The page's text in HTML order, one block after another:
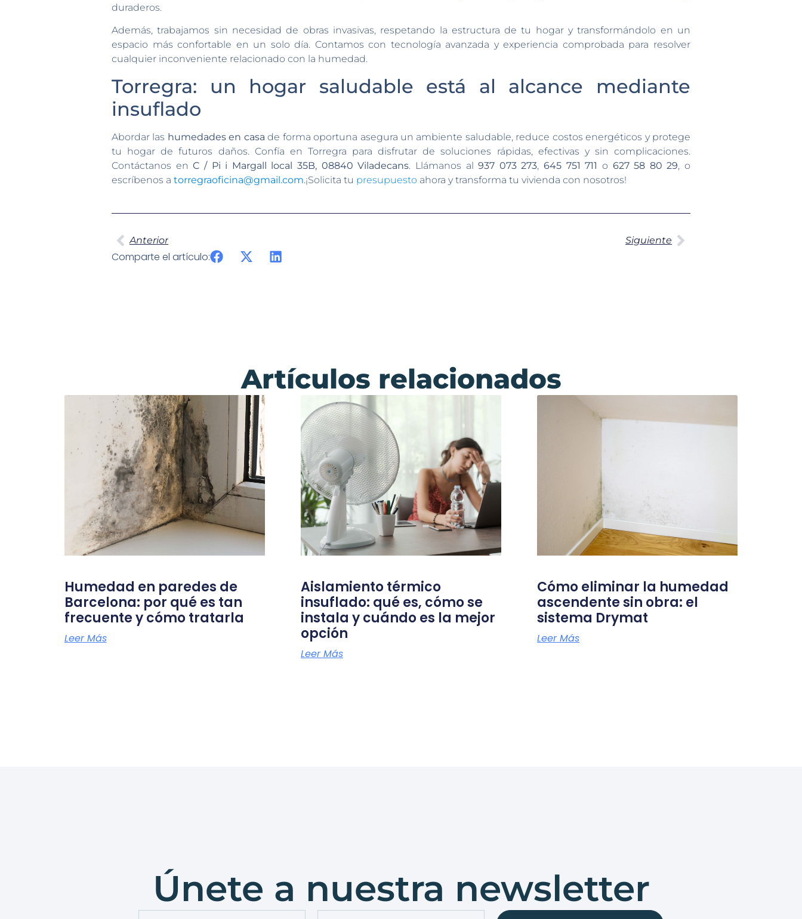
duraderos.
Además, trabajamos sin necesidad de obras invasivas, respetando la estructura de tu hogar y transformándolo en un
espacio más confortable en un solo día. Contamos con tecnología avanzada y experiencia comprobada para resolver
cualquier inconveniente relacionado con la humedad.
Torregra: un hogar saludable está al alcance mediante
insuflado
Abordar las humedades en casa de forma oportuna asegura un ambiente saludable, reduce costos energéticos y protege
tu hogar de futuros daños. Confía en Torregra para disfrutar de soluciones rápidas, efectivas y sin complicaciones.
Contáctanos enC / Pi i Margall local 35B, 08840 Viladecans. Llámanos al937 073 273, 645 751 711 o 627 58 80 29, o
escríbenos a torregraoficina@gmail.com.¡Solicita tu presupuesto ahora y transforma tu vivienda con nosotros!
Anterior Siguiente
Comparte el artículo:
Artículos relacionados
Humedad en paredes de
Barcelona: por qué es tan
frecuente y cómo tratarla
Leer Más
Aislamiento térmico
insuflado: qué es, cómo se
instala y cuándo es la mejor
opción
Leer Más
Cómo eliminar la humedad
ascendente sin obra: el
sistema Drymat
Leer Más
Únete a nuestra newsletter